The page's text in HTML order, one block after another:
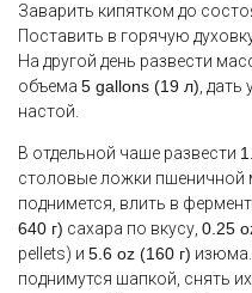
Заварить кипятком до
Поставить в горячую
На другой день развести
объема 5 gallons (19 л), дать
настой.
В отдельной чаше развести
столовые ложки пшеничной
поднимется, влить в
640 г) сахара по вкусу, 0.25
pellets) и 5.6 oz (160 г)
поднимутся шапкой, снять